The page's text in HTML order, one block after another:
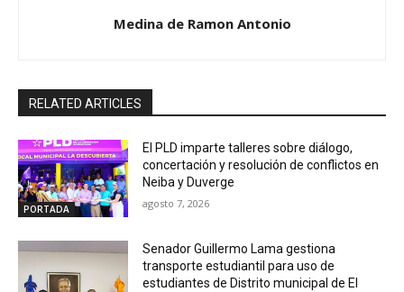
Medina de Ramon Antonio
RELATED ARTICLES
PORTADA
El PLD imparte talleres sobre diálogo,
concertación y resolución de conflictos en
Neiba y Duverge
agosto 7, 2026
Senador Guillermo Lama gestiona
transporte estudiantil para uso de
estudiantes de Distrito municipal de El